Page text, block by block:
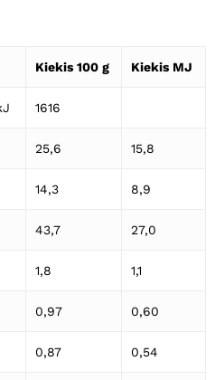
nėra produktų.
Į Parduotuvę
Kiekis 100 g Kiekis MJ
1616
25,6 15,8
14,3 8,9
43,7 27,0
1,8 1,1
0,97 0,60
0,87 0,54